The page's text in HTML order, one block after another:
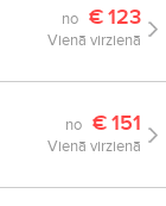
no €123
Vienā virzienā
no €151
Vienā virzienā